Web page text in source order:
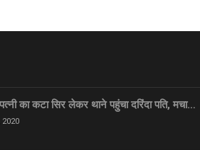
पत्नी का कटा सिर लेकर थाने पहुंचा दरिंदा पति, मचा…
2020